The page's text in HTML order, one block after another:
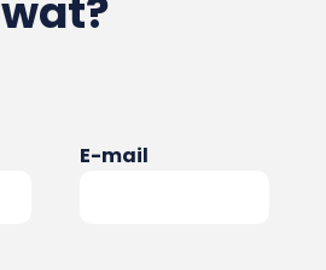
wat?
E-mail